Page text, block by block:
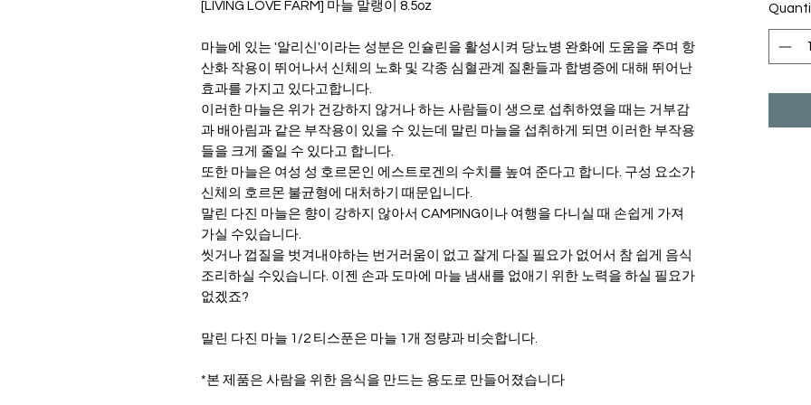
[LIVING LOVE FARM] 마늘 말랭이 8.5oz
마늘에 있는 '알리신'이라는 성분은 인슐린을 활성시켜 당뇨병 완화에 도움을 주며 항
산화 작용이 뛰어나서 신체의 노화 및 각종 심혈관계 질환들과 합병증에 대해 뛰어난
효과를 가지고 있다고합니다.
이러한 마늘은 위가 건강하지 않거나 하는 사람들이 생으로 섭취하였을 때는 거부감
과 배아림과 같은 부작용이 있을 수 있는데 말린 마늘을 섭취하게 되면 이러한 부작용
들을 크게 줄일 수 있다고 합니다.
또한 마늘은 여성 성 호르몬인 에스트로겐의 수치를 높여 준다고 합니다. 구성 요소가
신체의 호르몬 불균형에 대처하기 때문입니다.
말린 다진 마늘은 향이 강하지 않아서 CAMPING이나 여행을 다니실 때 손쉽게 가져
가실 수있습니다.
씻거나 껍질을 벗겨내야하는 번거러움이 없고 잘게 다질 필요가 없어서 참 쉽게 음식
조리하실 수있습니다. 이젠 손과 도마에 마늘 냄새를 없애기 위한 노력을 하실 필요가
없겠죠?
말린 다진 마늘 1/2 티스푼은 마늘 1개 정량과 비슷합니다.
*본 제품은 사람을 위한 음식을 만드는 용도로 만들어졌습니다